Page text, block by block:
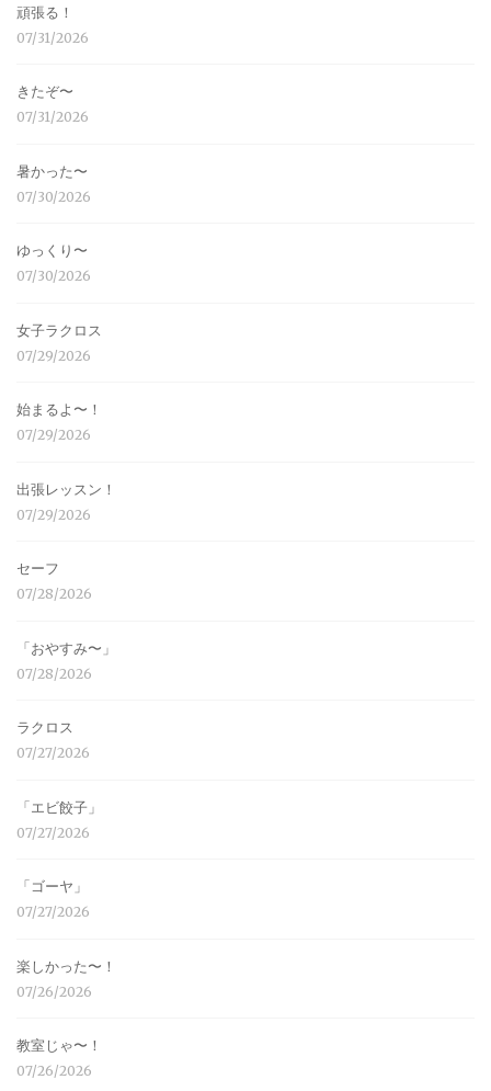
頑張る！
07/31/2026
きたぞ〜
07/31/2026
暑かった〜
07/30/2026
ゆっくり〜
07/30/2026
女子ラクロス
07/29/2026
始まるよ〜！
07/29/2026
出張レッスン！
07/29/2026
セーフ
07/28/2026
「おやすみ〜」
07/28/2026
ラクロス
07/27/2026
「エビ餃子」
07/27/2026
「ゴーヤ」
07/27/2026
楽しかった〜！
07/26/2026
教室じゃ〜！
07/26/2026